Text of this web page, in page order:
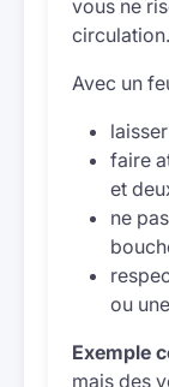
vous ne
circulation.
Avec un
faire
et
ne
ou
Exemple
mais des